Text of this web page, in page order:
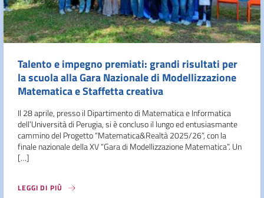
Talento e impegno premiati: grandi risultati per
la scuola alla Gara Nazionale di Modellizzazione
Matematica e Staffetta creativa
Il 28 aprile, presso il Dipartimento di Matematica e Informatica
dell’Università di Perugia, si è concluso il lungo ed entusiasmante
cammino del Progetto “Matematica&Realtà 2025/26”, con la
finale nazionale della XV “Gara di Modellizzazione Matematica”. Un
[…]
LEGGI DI PIÙ